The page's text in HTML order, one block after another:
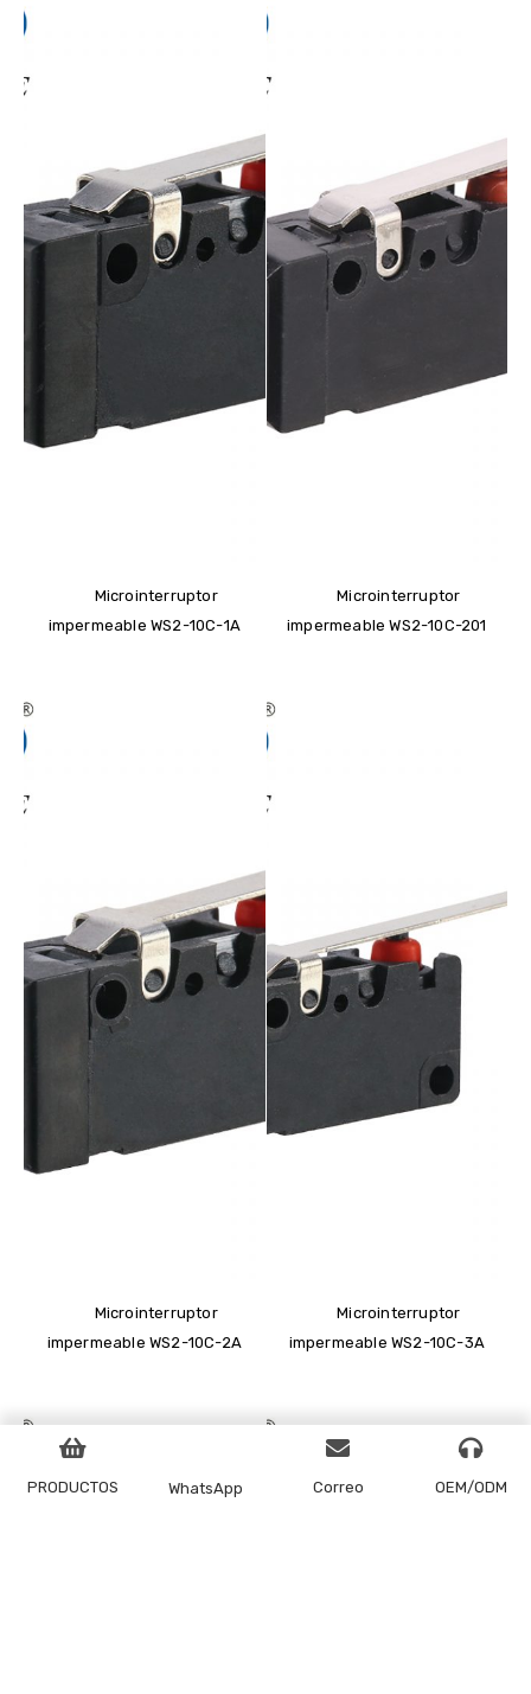
Microinterruptor
impermeable WS2-10C-1A
Microinterruptor
impermeable WS2-10C-201
Microinterruptor
impermeable WS2-10C-2A
Microinterruptor
impermeable WS2-10C-3A
PRODUCTOS WhatsApp Correo OEM/ODM